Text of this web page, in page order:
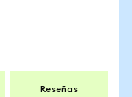
Reseñas